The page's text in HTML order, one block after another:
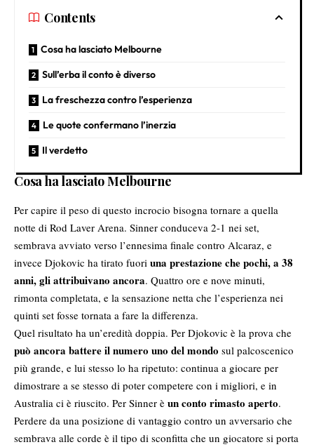
Contents
Cosa ha lasciato Melbourne
Sull’erba il conto è diverso
La freschezza contro l’esperienza
Le quote confermano l’inerzia
Il verdetto
Cosa ha lasciato Melbourne
Per capire il peso di questo incrocio bisogna tornare a quella
notte di Rod Laver Arena. Sinner conduceva 2-1 nei set,
sembrava avviato verso l’ennesima finale contro Alcaraz, e
invece Djokovic ha tirato fuori una prestazione che pochi, a 38
anni, gli attribuivano ancora. Quattro ore e nove minuti,
rimonta completata, e la sensazione netta che l’esperienza nei
quinti set fosse tornata a fare la differenza.
Quel risultato ha un’eredità doppia. Per Djokovic è la prova che
può ancora battere il numero uno del mondo sul palcoscenico
più grande, e lui stesso lo ha ripetuto: continua a giocare per
dimostrare a se stesso di poter competere con i migliori, e in
Australia ci è riuscito. Per Sinner è un conto rimasto aperto.
Perdere da una posizione di vantaggio contro un avversario che
sembrava alle corde è il tipo di sconfitta che un giocatore si porta